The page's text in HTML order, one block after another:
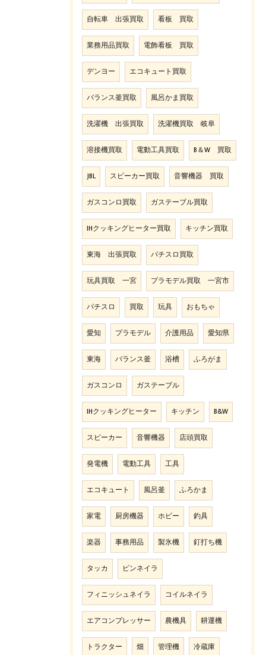
自転車 出張買取 看板 買取
業務用品買取 電飾看板 買取
デンヨー エコキュート買取
バランス釜買取 風呂かま買取
洗濯機 出張買取 洗濯機買取 岐阜
溶接機買取 電動工具買取 B＆W 買取
JBL スピーカー買取 音響機器 買取
ガスコンロ買取 ガステーブル買取
IHクッキングヒーター買取 キッチン買取
東海 出張買取 パチスロ買取
玩具買取 一宮 プラモデル買取 一宮市
パチスロ 買取 玩具 おもちゃ
愛知 プラモデル 介護用品 愛知県
東海 バランス釜 浴槽 ふろがま
ガスコンロ ガステーブル
IHクッキングヒーター キッチン B&W
スピーカー 音響機器 店頭買取
発電機 電動工具 工具
エコキュート 風呂釜 ふろかま
家電 厨房機器 ホビー 釣具
楽器 事務用品 製氷機 釘打ち機
タッカ ピンネイラ
フィニッシュネイラ コイルネイラ
エアコンプレッサー 農機具 耕運機
トラクター 畑 管理機 冷蔵庫